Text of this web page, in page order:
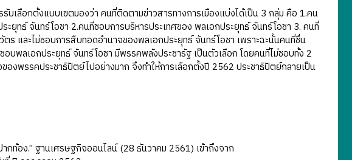
กตั้งแบบเขตมองว่า คนที่ติดตามข่าวสารทางการเมืองแบ่งได้เป็น 3 กลุ่ม คือ 1.คน
ยุทธ์ จันทร์โอชา 2.คนที่ชอบการบริหารประเทศของ พลเอกประยุทธ์ จันทร์โอชา 3. คนที่
และไม่ชอบการสืบทอดอำนาจของพลเอกประยุทธ์ จันทร์โอชา เพราะฉะนั้นคนที่ชื่น
พลเอกประยุทธ์ จันทร์โอชา มีพรรคพลังประชารัฐ เป็นตัวเลือก โดยคนที่ไม่ชอบทั้ง 2
งพรรคประชาธิปัตย์ไปอย่างมาก จึงทำให้การเลือกตั้งปี 2562 ประชาธิปัตย์กลายเป็น
อง.” ฐานเศรษฐกิจออนไลน์ (28 ธันวาคม 2561) เข้าถึงจาก